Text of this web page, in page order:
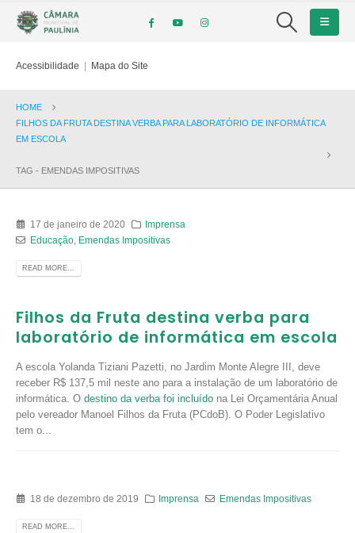
Acessibilidade | Mapa do Site
HOME
FILHOS DA FRUTA DESTINA VERBA PARA LABORATÓRIO DE INFORMÁTICA
EM ESCOLA
TAG - EMENDAS IMPOSITIVAS
17 de janeiro de 2020
Imprensa
Educação, Emendas Impositivas
READ MORE...
Filhos da Fruta destina verba para
laboratório de informática em escola
A escola Yolanda Tiziani Pazetti, no Jardim Monte Alegre III, deve
receber R$ 137,5 mil neste ano para a instalação de um laboratório de
informática. O destino da verba foi incluído na Lei Orçamentária Anual
pelo vereador Manoel Filhos da Fruta (PCdoB). O Poder Legislativo
tem o...
18 de dezembro de 2019 Imprensa Emendas Impositivas
READ MORE...